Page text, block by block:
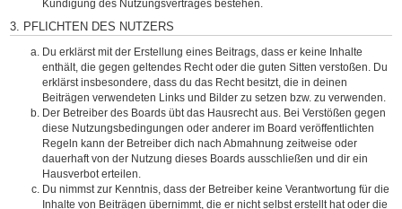
Kündigung des Nutzungsvertrages bestehen.
3. PFLICHTEN DES NUTZERS
Du erklärst mit der Erstellung eines Beitrags, dass er keine Inhalte
enthält, die gegen geltendes Recht oder die guten Sitten verstoßen. Du
erklärst insbesondere, dass du das Recht besitzt, die in deinen
Beiträgen verwendeten Links und Bilder zu setzen bzw. zu verwenden.
Der Betreiber des Boards übt das Hausrecht aus. Bei Verstößen gegen
diese Nutzungsbedingungen oder anderer im Board veröffentlichten
Regeln kann der Betreiber dich nach Abmahnung zeitweise oder
dauerhaft von der Nutzung dieses Boards ausschließen und dir ein
Hausverbot erteilen.
Du nimmst zur Kenntnis, dass der Betreiber keine Verantwortung für die
Inhalte von Beiträgen übernimmt, die er nicht selbst erstellt hat oder die